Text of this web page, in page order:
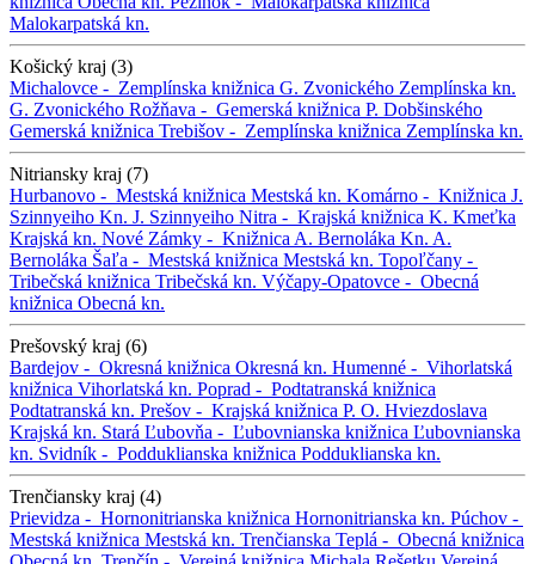
Malokarpatská kn.
Košický kraj (3)
Michalovce - Zemplínska knižnica G. Zvonického Zemplínska kn.
G. Zvonického Rožňava - Gemerská knižnica P. Dobšinského
Gemerská knižnica Trebišov - Zemplínska knižnica Zemplínska kn.
Nitriansky kraj (7)
Hurbanovo - Mestská knižnica Mestská kn. Komárno - Knižnica J.
Szinnyeiho Kn. J. Szinnyeiho Nitra - Krajská knižnica K. Kmeťka
Krajská kn. Nové Zámky - Knižnica A. Bernoláka Kn. A.
Bernoláka Šaľa - Mestská knižnica Mestská kn. Topoľčany -
Tribečská knižnica Tribečská kn. Výčapy-Opatovce - Obecná
knižnica Obecná kn.
Prešovský kraj (6)
Bardejov - Okresná knižnica Okresná kn. Humenné - Vihorlatská
knižnica Vihorlatská kn. Poprad - Podtatranská knižnica
Podtatranská kn. Prešov - Krajská knižnica P. O. Hviezdoslava
Krajská kn. Stará Ľubovňa - Ľubovnianska knižnica Ľubovnianska
kn. Svidník - Podduklianska knižnica Podduklianska kn.
Trenčiansky kraj (4)
Prievidza - Hornonitrianska knižnica Hornonitrianska kn. Púchov -
Mestská knižnica Mestská kn. Trenčianska Teplá - Obecná knižnica